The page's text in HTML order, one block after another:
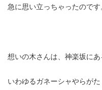
急に思い立っちゃったのです
想いの木さんは、神楽坂にあ
いわゆるガネーシャやらが